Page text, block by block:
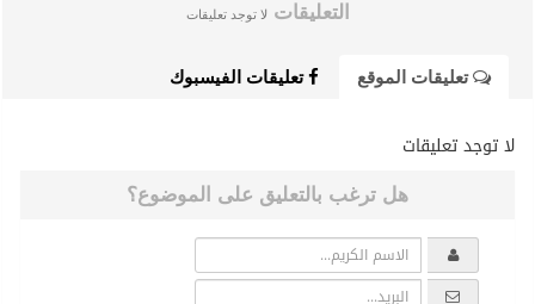
التعليقات لا توجد تعليقات
تعليقات الموقع تعليقات الفيسبوك
لا توجد تعليقات
هل ترغب بالتعليق على الموضوع؟